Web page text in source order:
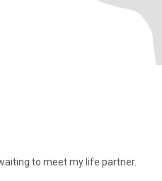
to meet my life partner.